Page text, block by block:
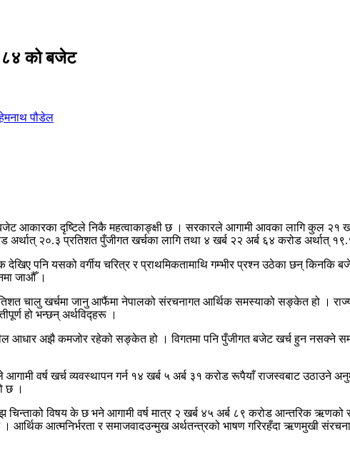
को बजेट
पौडेल
बजेट आकारका दृष्टिले निकै महत्वाकाङ्क्षी छ । सरकारले आगामी आवका लागि कुल
२०.३ प्रतिशत पुँजीगत खर्चका लागि तथा ४ खर्ब २२ अर्ब ६४ करोड अर्थात्
देखिए पनि यसको वर्गीय चरित्र र प्राथमिकतामाथि गम्भीर प्रश्न उठेका छन्
जाऔँ ।
चालु खर्चमा जानु आफैंमा नेपालको संरचनागत आर्थिक समस्याको सङ्केत हो ।
हो भन्छन् अर्थविद्हरू ।
आधार अझै कमजोर रहेको सङ्केत हो । विगतमा पनि पुँजीगत बजेट खर्च हुन नसक्ने
आगामी वर्ष खर्च व्यवस्थापन गर्न १४ खर्ब ५ अर्ब ३१ करोड रूपैयाँ राजस्वबाट
छ ।
विषय के छ भने आगामी वर्ष मात्र २ खर्ब ४५ अर्ब ८९ करोड आन्तरिक ऋणको
आर्थिक आत्मनिर्भरता र समाजवादउन्मुख अर्थतन्त्रको भाषण गरिरहँदा ऋणमुखी संरचना